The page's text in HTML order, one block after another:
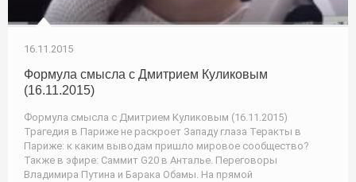
16.11.2015
Формула смысла с Дмитрием Куликовым
(16.11.2015)
Формула смысла с Дмитрием Куликовым (16.11.2015)
Трагедия в Париже не раскроет Западу глаза Теракты в
Париже: к каким выводам пришло мировое сообщество?
Также в эфире: Саммит G20 в Анталье. Переговоры
Владимира Путина и Барака Обамы. На прямой